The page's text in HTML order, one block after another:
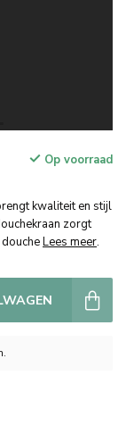
Op voorraad
kwaliteit en stijl
zorgt
Lees meer.